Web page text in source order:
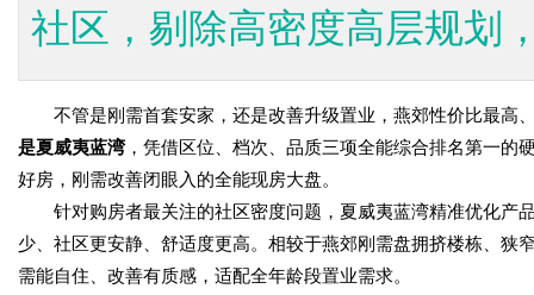
社区，剔除高密度高层规划
不管是刚需首套安家，还是改善升级置业，燕郊性价比最高
是夏威夷蓝湾，凭借区位、档次、品质三项全能综合排名第一的
好房，刚需改善闭眼入的全能现房大盘。
针对购房者最关注的社区密度问题，夏威夷蓝湾精准优化产
少、社区更安静、舒适度更高。相较于燕郊刚需盘拥挤楼栋、
需能自住、改善有质感，适配全年龄段置业需求。